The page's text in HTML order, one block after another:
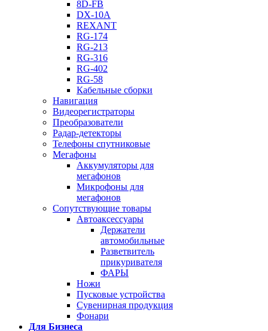
8D-FB
DX-10A
REXANT
RG-174
RG-213
RG-316
RG-402
RG-58
Кабельные сборки
Навигация
Видеорегистраторы
Преобразователи
Радар-детекторы
Телефоны спутниковые
Мегафоны
Аккумуляторы для
мегафонов
Микрофоны для
мегафонов
Сопутствующие товары
Автоаксессуары
Держатели
автомобильные
Разветвитель
прикуривателя
ФАРЫ
Ножи
Пусковые устройства
Сувенирная продукция
Фонари
Для Бизнеса